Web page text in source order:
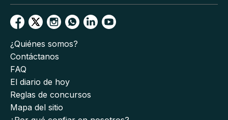
¿Quiénes somos?
Contáctanos
FAQ
El diario de hoy
Reglas de concursos
Mapa del sitio